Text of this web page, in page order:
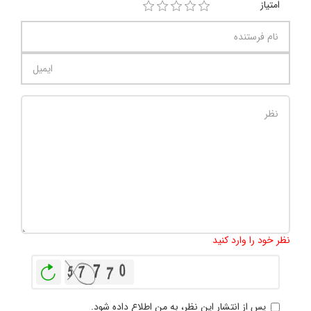
امتیاز
نظر خود را وارد کنید
پس از انتشار این نظر، به من اطلاع داده شود.